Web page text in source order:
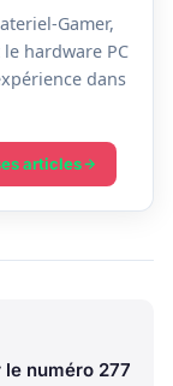
Gamer,
hardware PC
dans
articles
numéro 277